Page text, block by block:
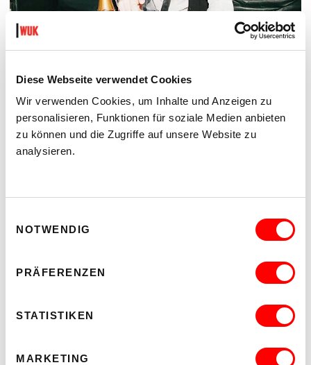
Diese Webseite verwendet Cookies
Wir verwenden Cookies, um Inhalte und Anzeigen zu
personalisieren, Funktionen für soziale Medien anbieten
zu können und die Zugriffe auf unsere Website zu
analysieren.
NOTWENDIG
PRÄFERENZEN
STATISTIKEN
MARKETING
DER TÄUBLING
PLATZKONZERTE 2026
Di 11.8.2026
MEHR LESEN